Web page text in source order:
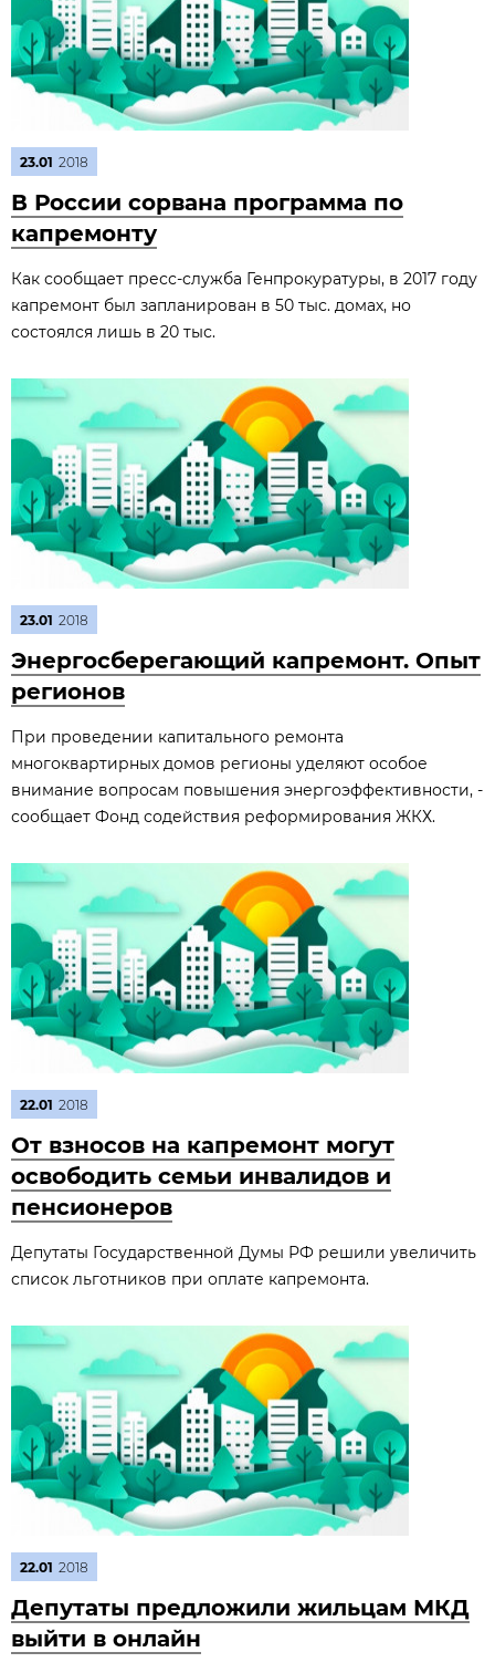
23.01 2018
В России сорвана программа по
капремонту
Как сообщает пресс-служба Генпрокуратуры, в 2017 году
капремонт был запланирован в 50 тыс. домах, но
состоялся лишь в 20 тыс.
23.01 2018
Энергосберегающий капремонт. Опыт
регионов
При проведении капитального ремонта
многоквартирных домов регионы уделяют особое
внимание вопросам повышения энергоэффективности, -
сообщает Фонд содействия реформирования ЖКХ.
22.01 2018
От взносов на капремонт могут
освободить семьи инвалидов и
пенсионеров
Депутаты Государственной Думы РФ решили увеличить
список льготников при оплате капремонта.
22.01 2018
Депутаты предложили жильцам МКД
выйти в онлайн